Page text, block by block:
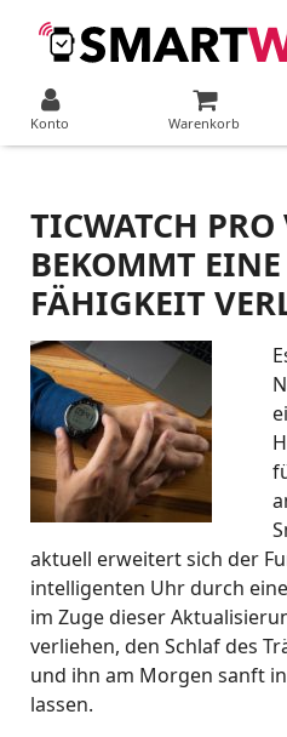
Konto Warenkorb
TICWATCH
BEKOMMT
FÄHIGKEIT
aktuell erweitert sich der
intelligenten Uhr durch
im Zuge dieser
verliehen, den Schlaf des
und ihn am Morgen sanft
lassen.